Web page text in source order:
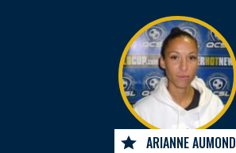
ARIANNE AUMOND